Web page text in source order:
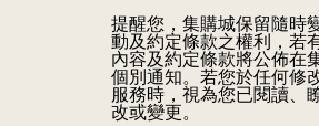
提醒您，集購城保留隨時
動及約定條款之權利，若
內容及約定條款將公佈在
個別通知。若您於任何修
服務時，視為您已閱讀、
改或變更。